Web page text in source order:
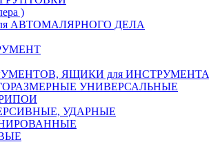
)
АВТОМАЛЯРНОГО ДЕЛА
ЯЩИКИ для ИНСТРУМЕНТА
УНИВЕРСАЛЬНЫЕ
УДАРНЫЕ